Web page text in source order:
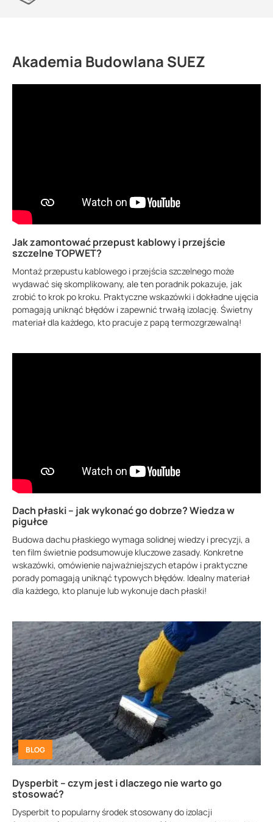
Akademia Budowlana SUEZ
Jak zamontować przepust kablowy i przejście
szczelne TOPWET?
Montaż przepustu kablowego i przejścia szczelnego może
wydawać się skomplikowany, ale ten poradnik pokazuje, jak
zrobić to krok po kroku. Praktyczne wskazówki i dokładne ujęcia
pomagają uniknąć błędów i zapewnić trwałą izolację. Świetny
materiał dla każdego, kto pracuje z papą termozgrzewalną!
Dach płaski – jak wykonać go dobrze? Wiedza w
pigułce
Budowa dachu płaskiego wymaga solidnej wiedzy i precyzji, a
ten film świetnie podsumowuje kluczowe zasady. Konkretne
wskazówki, omówienie najważniejszych etapów i praktyczne
porady pomagają uniknąć typowych błędów. Idealny materiał
dla każdego, kto planuje lub wykonuje dach płaski!
BLOG
Dysperbit – czym jest i dlaczego nie warto go
stosować?
Dysperbit to popularny środek stosowany do izolacji